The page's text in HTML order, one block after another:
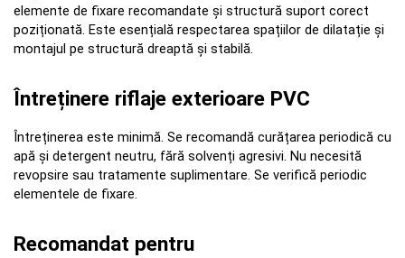
elemente de fixare recomandate și structură suport corect
poziționată. Este esențială respectarea spațiilor de dilatație și
montajul pe structură dreaptă și stabilă.
Întreținere riflaje exterioare PVC
Întreținerea este minimă. Se recomandă curățarea periodică cu
apă și detergent neutru, fără solvenți agresivi. Nu necesită
revopsire sau tratamente suplimentare. Se verifică periodic
elementele de fixare.
Recomandat pentru